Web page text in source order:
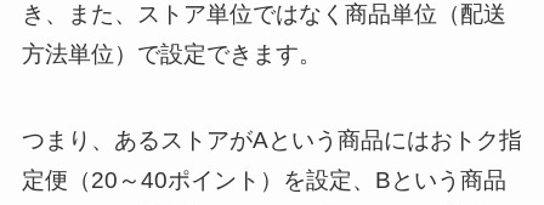
き、また、ストア単位ではなく商品単位（配送
方法単位）で設定できます。
つまり、あるストアがAという商品にはおトク指
定便（20～40ポイント）を設定、Bという商品